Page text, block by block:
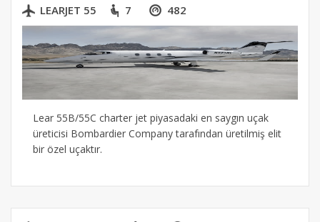
LEARJET 55 7 482
Lear 55B/55C charter jet piyasadaki en saygın uçak
üreticisi Bombardier Company tarafından üretilmiş elit
bir özel uçaktır.